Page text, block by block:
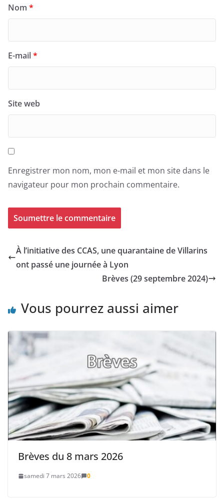
Nom *
E-mail*
Site web
Enregistrer mon nom, mon e-mail et mon site dans le
navigateur pour mon prochain commentaire.
À l’initiative des CCAS, une quarantaine de Villarins
ont passé une journée à Lyon
Brèves (29 septembre 2024)
Vous pourrez aussi aimer
Brèves du 8 mars 2026
samedi 7 mars 2026 0